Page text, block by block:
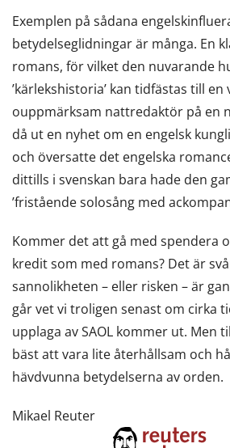
Exemplen på sådana
betydelseglidningar är många. En
romans, för vilket den nuvarande
’kärlekshistoria’ kan tidfästas till en
ouppmärksam nattredaktör på en
då ut en nyhet om en engelsk
och översatte det engelska
dittills i svenskan bara hade den
’fristående solosång med
Kommer det att gå med spendera
kredit som med romans? Det är
sannolikheten – eller risken – är
går vet vi troligen senast om cirka
upplaga av SAOL kommer ut. Men
bäst att vara lite återhållsam och
hävdvunna betydelserna av orden.
Mikael Reuter